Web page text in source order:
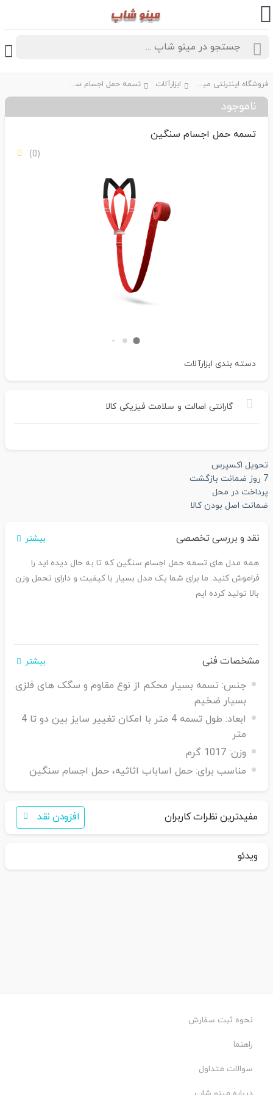
فروشگاه اینترنتی مینو شاپ ابزارآلات تسمه حمل اجسام سنگین
ناموجود
تسمه حمل اجسام سنگین
(0)
دسته بندی ابزارآلات
گارانتی اصالت و سلامت فیزیکی کالا
تحویل اکسپرس
7 روز ضمانت بازگشت
پرداخت در محل
ضمانت اصل بودن کالا
نقد و بررسی تخصصی بیشتر
همه مدل های تسمه حمل اجسام سنگین که تا به حال دیده اید را
فراموش کنید. ما برای شما یک مدل بسیار با کیفیت و دارای تحمل وزن
بالا تولید کرده ایم
مشخصات فنی بیشتر
جنس: تسمه بسیار محکم از نوع مقاوم و سگک های فلزی
بسیار ضخیم
ابعاد:
طول تسمه 4 متر با امکان تغییر سایز بین دو تا 4
متر
وزن: 1017 گرم
مناسب برای: حمل اساباب اثاثیه، حمل اجسام سنگین
مفیدترین نظرات کاربران افزودن نقد
ویدئو
نحوه ثبت سفارش
راهنما
سوالات متداول